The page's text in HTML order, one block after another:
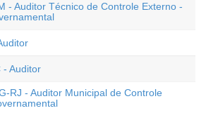
- Auditor Técnico de Controle Externo -
- Auditor
RJ - Auditor Municipal de Controle